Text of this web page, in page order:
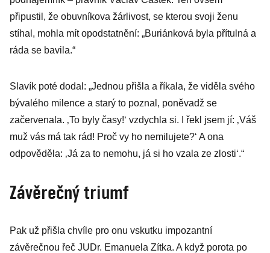
připustil, že obuvníkova žárlivost, se kterou svoji ženu
stíhal, mohla mít opodstatnění: „Buriánková byla přítulná a
ráda se bavila.“
Slavík poté dodal: „Jednou přišla a říkala, že viděla svého
bývalého milence a starý to poznal, poněvadž se
začervenala. ‚To byly časy!‘ vzdychla si. I řekl jsem jí: ‚Váš
muž vás má tak rád! Proč vy ho nemilujete?‘ A ona
odpověděla: ‚Já za to nemohu, já si ho vzala ze zlosti‘.“
Závěrečný triumf
Pak už přišla chvíle pro onu vskutku impozantní
závěrečnou řeč JUDr. Emanuela Zítka. A když porota po